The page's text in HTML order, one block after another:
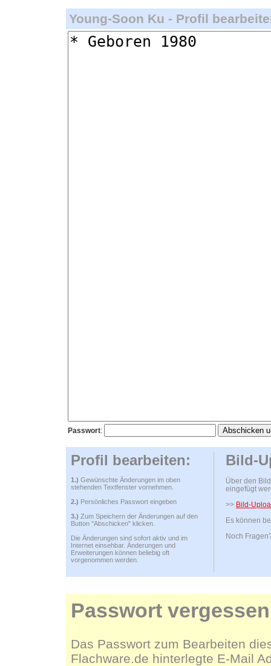
Young-Soon Ku - Profil
Passwort:
Profil bearbeiten:
1.) Gewünschte Änderungen im oben
stehenden Textfenster vornehmen.
2.) Persönliches Passwort eingeben
3.) Zum Speichern der Änderungen auf den
Button "Abschicken" klicken.
Die Änderungen sind sofort aktiv und im
Internet einsehbar. Änderungen und
Erweiterungen können beliebig oft
vorgenommen werden.
Bild-
Über den
eingefügt
>> Bild-
Es können
Noch
Passwort
Das Passwort zum Bearbeiten
Flachware.de hinterlegte E-Mail